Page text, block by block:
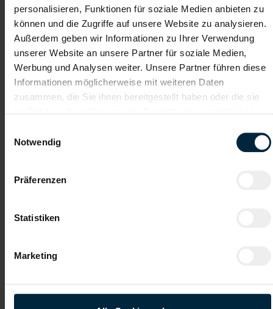
personalisieren, Funktionen für soziale Medien anbieten zu
können und die Zugriffe auf unsere Website zu analysieren.
Außerdem geben wir Informationen zu Ihrer Verwendung
unserer Website an unsere Partner für soziale Medien,
Werbung und Analysen weiter. Unsere Partner führen diese
Informationen möglicherweise mit weiteren Daten
zusammen, die Sie ihnen bereitgestellt haben oder die sie
Notwendig
Präferenzen
Statistiken
Marketing
Empfehlungschreiben / Zeugnisse
Datei 4
Datei 5
Rahmen meiner Initiativbewerbung für die Dauer von drei